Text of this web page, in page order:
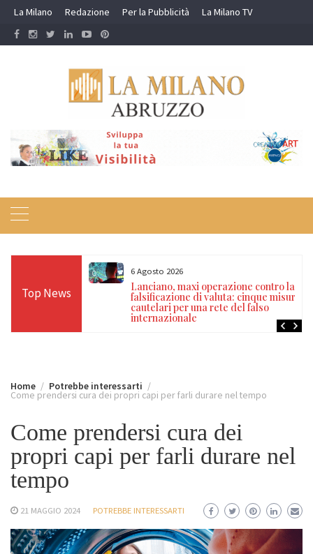
Skip
content
La Milano Redazione Per la Pubblicità La Milano TV
Top News
e violenza
scatta il
6 Agosto 2026
Lanciano, maxi operazione contro la
falsificazione di valuta: cinque misure
cautelari per una rete del falso
internazionale
Home Potrebbe interessarti
Come prendersi cura dei propri capi per farli durare nel tempo
Come prendersi cura dei
propri capi per farli durare nel
tempo
21 MAGGIO 2024 POTREBBE INTERESSARTI